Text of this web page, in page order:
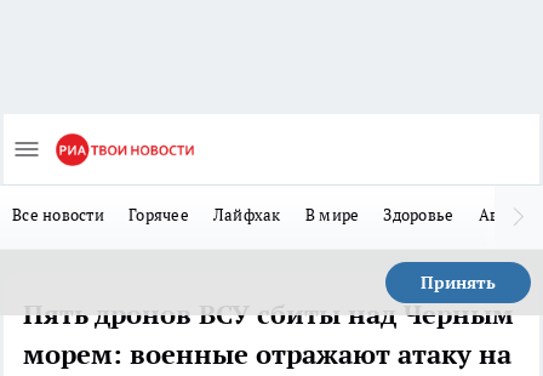
Все новости Горячее Лайфхак В мире Здоровье Авто
Принять
Пять дронов ВСУ сбиты над Черным
морем: военные отражают атаку на